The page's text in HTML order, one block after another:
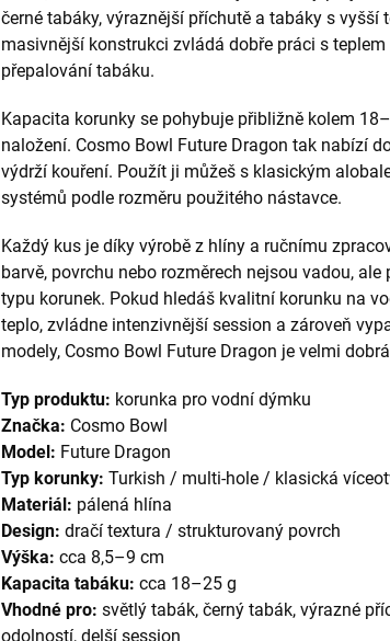
černé tabáky, výraznější příchutě a tabáky s vyšší
masivnější konstrukci zvládá dobře práci s
přepalování tabáku.
Kapacita korunky se pohybuje přibližně kolem
naložení. Cosmo Bowl Future Dragon tak nabízí
výdrží kouření. Použít ji můžeš s klasickým
systémů podle rozměru použitého nástavce.
Každý kus je díky výrobě z hlíny a ručnímu
barvě, povrchu nebo rozměrech nejsou vadou,
typu korunek. Pokud hledáš kvalitní korunku na
teplo, zvládne intenzivnější session a zároveň
modely, Cosmo Bowl Future Dragon je velmi
Typ produktu: korunka pro vodní dýmku
Značka: Cosmo Bowl
Model: Future Dragon
Typ korunky: Turkish / multi-hole / klasická
Materiál: pálená hlína
Design: dračí textura / strukturovaný povrch
Výška: cca 8,5–9 cm
Kapacita tabáku: cca 18–25 g
Vhodné pro: světlý tabák, černý tabák, výrazné
odolností, delší session